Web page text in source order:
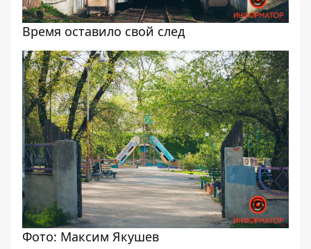
Время оставило свой след
Фото: Максим Якушев